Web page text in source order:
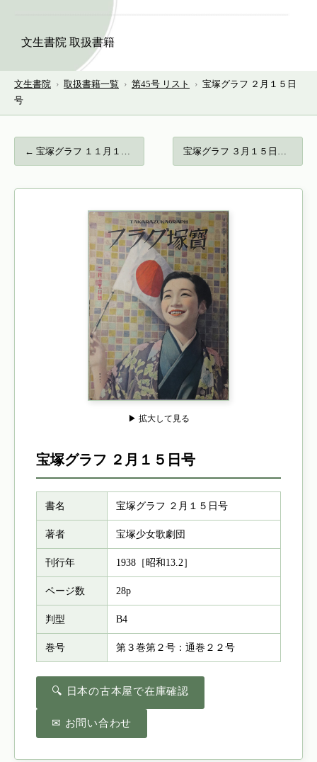
文生書院 取扱書籍
文生書院 › 取扱書籍一覧 › 第45号 リスト › 宝塚グラフ ２月１５日
号
← 宝塚グラフ １１月１５日号… 宝塚グラフ ３月１５日号… →
▶ 拡大して見る
宝塚グラフ ２月１５日号
書名 宝塚グラフ ２月１５日号
著者 宝塚少女歌劇団
刊行年 1938［昭和13.2］
ページ数 28p
判型 B4
巻号 第３巻第２号：通巻２２号
🔍 日本の古本屋で在庫確認
✉ お問い合わせ